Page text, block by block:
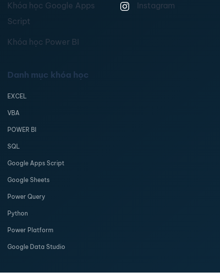
Khóa học Google Apps
Script
Khóa học Power BI
Instagram
Danh mục khóa học
EXCEL
VBA
POWER BI
SQL
Google Apps Script
Google Sheets
Power Query
Python
Power Platform
Google Data Studio